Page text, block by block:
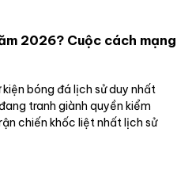
2026? Cuộc cách mạng
bóng đá lịch sử duy nhất
tranh giành quyền kiểm
chiến khốc liệt nhất lịch sử